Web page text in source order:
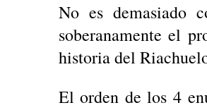
No es demasiado
soberanamente el
historia del
El orden de los 4